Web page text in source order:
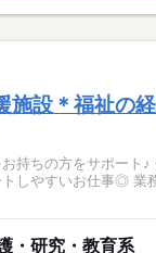
施設＊福祉の
持ちの方をサポート
仕事◎ 業務内容の例 ・就労に
・研究・教育系